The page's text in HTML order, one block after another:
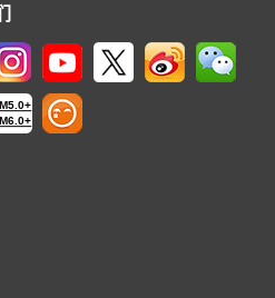
M5.0+
M6.0+